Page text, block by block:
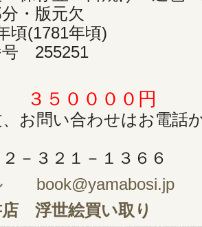
・版元欠
頃(1781年頃)
号 255251
５００００円
、お問い合わせはお電話
－３２１－１３６６
book@yamabosi.jp
浮世絵買い取り